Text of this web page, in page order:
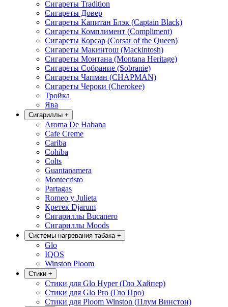
Сигареты Tradition
Сигареты Довер
Сигареты Капитан Блэк (Captain Black)
Сигареты Комплимент (Compliment)
Сигареты Корсар (Corsar of the Queen)
Сигареты Макинтош (Mackintosh)
Сигареты Монтана (Montana Heritage)
Сигареты Собрание (Sobranie)
Сигареты Чапман (CHAPMAN)
Сигареты Чероки (Cherokee)
Тройка
Ява
Сигариллы +
Aroma De Habana
Cafe Creme
Cariba
Cohiba
Colts
Guantanamera
Montecristo
Partagas
Romeo y Julieta
Кретек Djarum
Сигариллы Bucanero
Сигариллы Moods
Системы нагревания табака +
Glo
IQOS
Winston Ploom
Стики +
Стики для Glo Hyper (Гло Хайпер)
Стики для Glo Pro (Гло Про)
Стики для Ploom Winston (Плум Винстон)